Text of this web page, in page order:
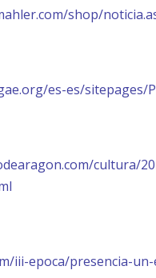
shop/
es-es/sitepages/
cultura/
iii-epoca/presencia-